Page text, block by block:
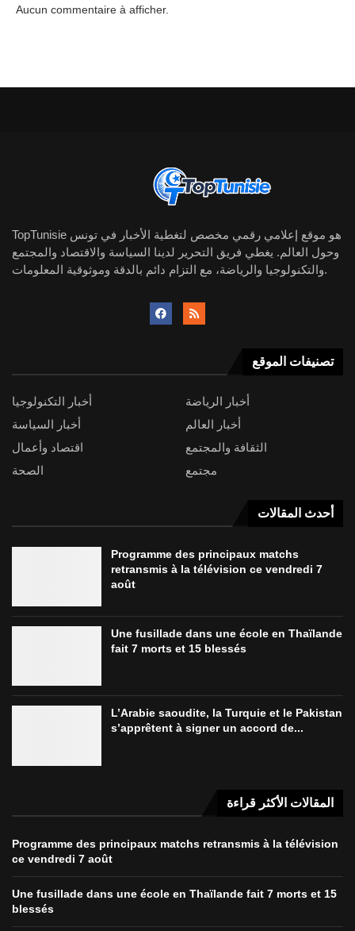
Aucun commentaire à afficher.
TopTunisie هو موقع إعلامي رقمي مخصص لتغطية الأخبار في تونس
وحول العالم. يغطي فريق التحرير لدينا السياسة والاقتصاد والمجتمع
والتكنولوجيا والرياضة، مع التزام دائم بالدقة وموثوقية المعلومات.
تصنيفات الموقع
أخبار التكنولوجيا
أخبار الرياضة
أخبار السياسة
أخبار العالم
اقتصاد وأعمال
الثقافة والمجتمع
الصحة
مجتمع
أحدث المقالات
Programme des principaux matchs
retransmis à la télévision ce vendredi 7
août
Une fusillade dans une école en Thaïlande
fait 7 morts et 15 blessés
L’Arabie saoudite, la Turquie et le Pakistan
s’apprêtent à signer un accord de...
المقالات الأكثر قراءة
Programme des principaux matchs retransmis à la télévision
ce vendredi 7 août
Une fusillade dans une école en Thaïlande fait 7 morts et 15
blessés